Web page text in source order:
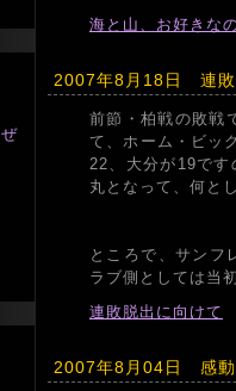
海と山、お好きな
2007年8月18日 連敗
前節・柏戦の敗戦
て、ホーム・ビッ
22、大分が19です
丸となって、何と
ところで、サンフ
ラブ側としては当
連敗脱出に向けて
2007年8月04日 感動